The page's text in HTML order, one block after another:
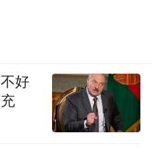
好